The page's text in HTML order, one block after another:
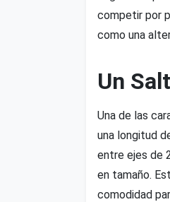
competir por
como una
Un
Una de las
una longitud
entre ejes de
en tamaño.
comodidad